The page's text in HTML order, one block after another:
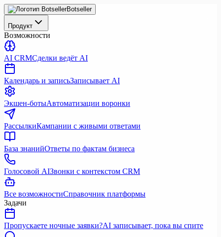
Botseller
Продукт
Возможности
AI CRMСделки ведёт AI
Календарь и записьЗаписывает AI
Экшен-ботыАвтоматизации воронки
РассылкиКампании с живыми ответами
База знанийОтветы по фактам бизнеса
Голосовой AIЗвонки с контекстом CRM
Все возможностиСправочник платформы
Задачи
Пропускаете ночные заявки?AI записывает, пока вы спите